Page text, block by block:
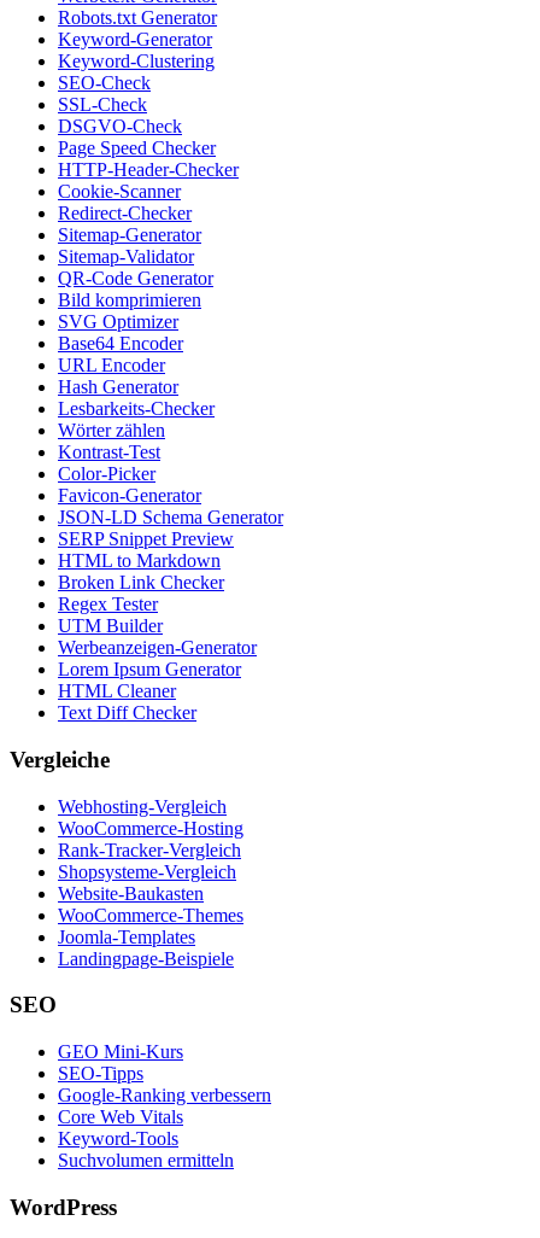
Robots.txt Generator
Keyword-Generator
Keyword-Clustering
SEO-Check
SSL-Check
DSGVO-Check
Page Speed Checker
HTTP-Header-Checker
Cookie-Scanner
Redirect-Checker
Sitemap-Generator
Sitemap-Validator
QR-Code Generator
Bild komprimieren
SVG Optimizer
Base64 Encoder
URL Encoder
Hash Generator
Lesbarkeits-Checker
Wörter zählen
Kontrast-Test
Color-Picker
Favicon-Generator
JSON-LD Schema Generator
SERP Snippet Preview
HTML to Markdown
Broken Link Checker
Regex Tester
UTM Builder
Werbeanzeigen-Generator
Lorem Ipsum Generator
HTML Cleaner
Text Diff Checker
Vergleiche
Webhosting-Vergleich
WooCommerce-Hosting
Rank-Tracker-Vergleich
Shopsysteme-Vergleich
Website-Baukasten
WooCommerce-Themes
Joomla-Templates
Landingpage-Beispiele
SEO
GEO Mini-Kurs
SEO-Tipps
Google-Ranking verbessern
Core Web Vitals
Keyword-Tools
Suchvolumen ermitteln
WordPress